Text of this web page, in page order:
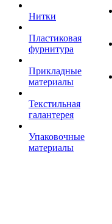
Нитки
Пластиковая
фурнитура
Прикладные
материалы
Текстильная
галантерея
Упаковочные
материалы